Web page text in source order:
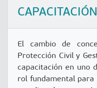
CAPACITACIÓN
El cambio de
Protección Civil y
capacitación en uno
rol fundamental para